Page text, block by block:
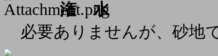
潅 水
必要ありませんが、砂地